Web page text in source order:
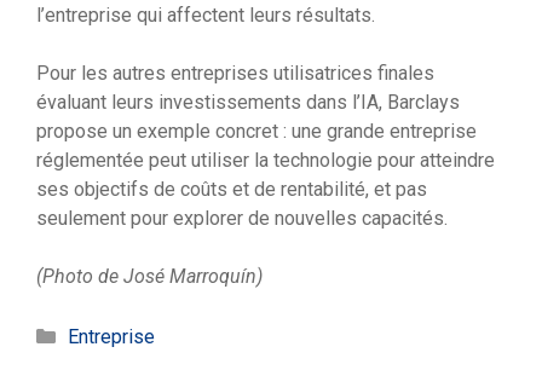
l’entreprise qui affectent leurs résultats.
Pour les autres entreprises utilisatrices finales
évaluant leurs investissements dans l’IA, Barclays
propose un exemple concret : une grande entreprise
réglementée peut utiliser la technologie pour atteindre
ses objectifs de coûts et de rentabilité, et pas
seulement pour explorer de nouvelles capacités.
(Photo de José Marroquín)
Catégories
Entreprise